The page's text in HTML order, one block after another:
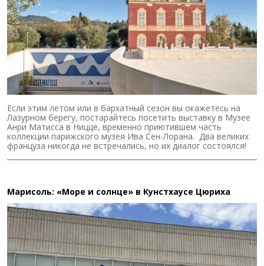
Если этим летом или в бархатный сезон вы окажетесь на
Лазурном берегу, постарайтесь посетить выставку в Музее
Анри Матисса в Ницце, временно приютившем часть
коллекции парижского музея Ива Сен-Лорана. Два великих
француза никогда не встречались, но их диалог состоялся!
Марисоль: «Море и солнце» в Кунстхаусе Цюриха